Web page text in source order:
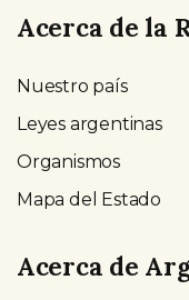
Acerca de la
Nuestro país
Leyes argentinas
Organismos
Mapa del Estado
Acerca de